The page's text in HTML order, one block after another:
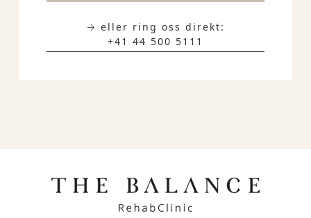
→ eller ring oss direkt:
+41 44 500 5111